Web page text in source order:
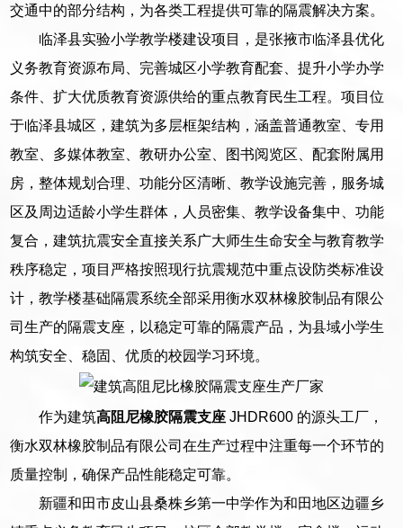
交通中的部分结构，为各类工程提供可靠的隔震解决方案。
临泽县实验小学教学楼建设项目，是张掖市临泽县优化
义务教育资源布局、完善城区小学教育配套、提升小学办学
条件、扩大优质教育资源供给的重点教育民生工程。项目位
于临泽县城区，建筑为多层框架结构，涵盖普通教室、专用
教室、多媒体教室、教研办公室、图书阅览区、配套附属用
房，整体规划合理、功能分区清晰、教学设施完善，服务城
区及周边适龄小学生群体，人员密集、教学设备集中、功能
复合，建筑抗震安全直接关系广大师生生命安全与教育教学
秩序稳定，项目严格按照现行抗震规范中重点设防类标准设
计，教学楼基础隔震系统全部采用衡水双林橡胶制品有限公
司生产的隔震支座，以稳定可靠的隔震产品，为县域小学生
构筑安全、稳固、优质的校园学习环境。
作为建筑高阻尼橡胶隔震支座 JHDR600 的源头工厂，
衡水双林橡胶制品有限公司在生产过程中注重每一个环节的
质量控制，确保产品性能稳定可靠。
新疆和田市皮山县桑株乡第一中学作为和田地区边疆乡